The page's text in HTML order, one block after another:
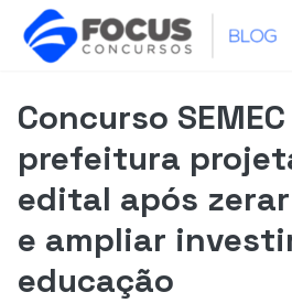
Concurso
prefeitura
edital após
e ampliar
educação